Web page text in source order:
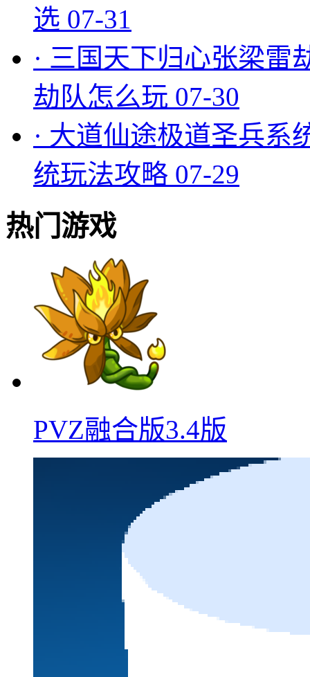
选 07-31
· 三国天下归心张梁雷
劫队怎么玩 07-30
· 大道仙途极道圣兵系
统玩法攻略 07-29
热门游戏
PVZ融合版3.4版